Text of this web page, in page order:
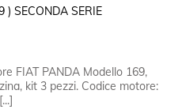
) SECONDA SERIE
FIAT PANDA Modello 169,
kit 3 pezzi. Codice motore: